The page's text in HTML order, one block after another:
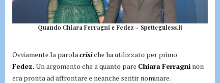
Quando Chiara Ferragni e Fedez – Spetteguless.it
Ovviamente la parola crisiche ha utilizzato per primo
Fedez. Un argomento che a quanto pare Chiara Ferragni non
era pronta ad affrontare e neanche sentir nominare.